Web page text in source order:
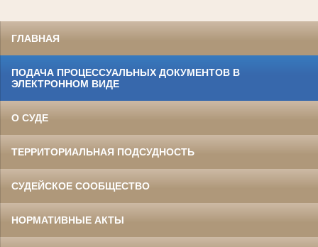
ГЛАВНАЯ
ПОДАЧА ПРОЦЕССУАЛЬНЫХ ДОКУМЕНТОВ В
ЭЛЕКТРОННОМ ВИДЕ
О СУДЕ
ТЕРРИТОРИАЛЬНАЯ ПОДСУДНОСТЬ
СУДЕЙСКОЕ СООБЩЕСТВО
НОРМАТИВНЫЕ АКТЫ